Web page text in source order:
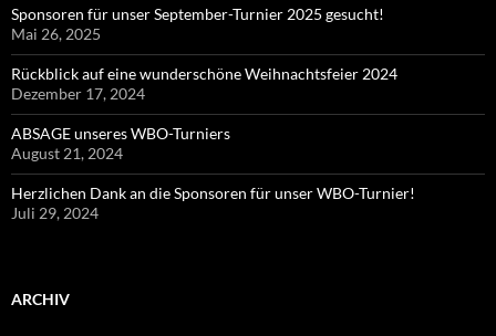
Sponsoren für unser September-Turnier 2025 gesucht!
Mai 26, 2025
Rückblick auf eine wunderschöne Weihnachtsfeier 2024
Dezember 17, 2024
ABSAGE unseres WBO-Turniers
August 21, 2024
Herzlichen Dank an die Sponsoren für unser WBO-Turnier!
Juli 29, 2024
ARCHIV